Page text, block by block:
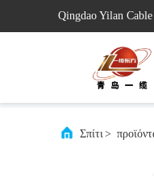
Qingdao Yilan
Σπίτι>